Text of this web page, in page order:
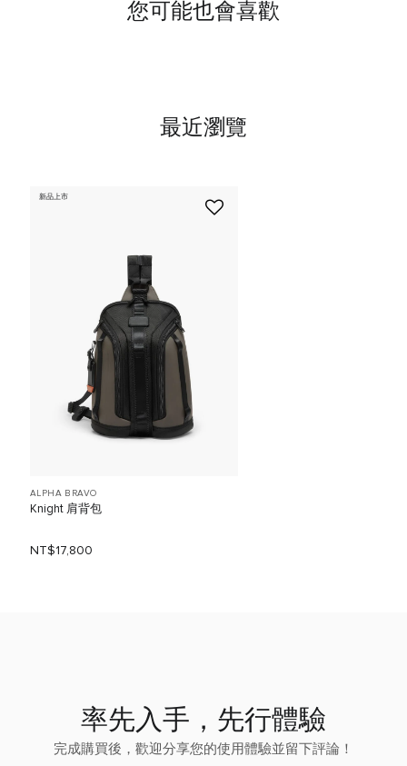
您可能也會喜歡
最近瀏覽
新品上市
ALPHA BRAVO
Knight 肩背包
NT$17,800
率先入手，先行體驗
完成購買後，歡迎分享您的使用體驗並留下評論！